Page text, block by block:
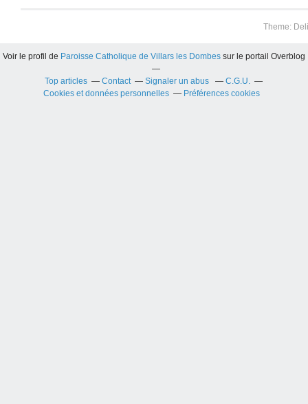
Theme:
Voir le profil de Paroisse Catholique de Villars les Dombes sur le portail Overblog
Top articles Contact Signaler un abus
C.G.U.
Cookies et données personnelles
Préférences cookies